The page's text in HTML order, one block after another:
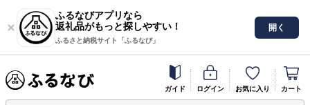
ふるなびアプリなら
返礼品がもっと探しやすい！
ふるさと納税サイト「ふるなび」
開く
ガイド ログイン お気に入り カート